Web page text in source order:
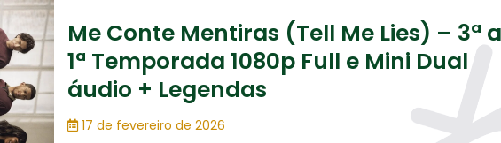
Me Conte Mentiras (Tell Me Lies) – 3ª a
1ª Temporada 1080p Full e Mini Dual
áudio + Legendas
17 de fevereiro de 2026